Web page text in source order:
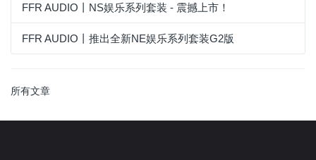
FFR AUDIO丨NS娱乐系列套装 - 震撼上市！
FFR AUDIO丨推出全新NE娱乐系列套装G2版
所有文章